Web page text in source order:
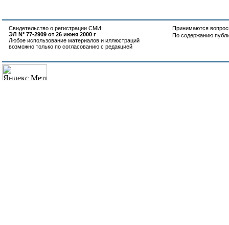
Свидетельство о регистрации СМИ:
ЭЛ N° 77-2909 от 26 июня 2000 г
Любое использование материалов и иллюстраций
возможно только по согласованию с редакцией
Принимаются
По содержанию